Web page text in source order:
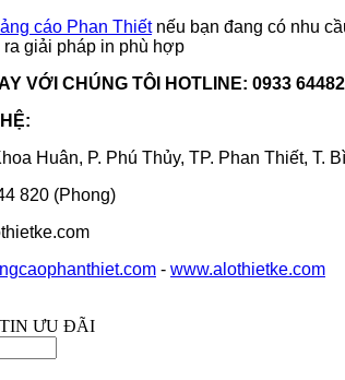
cáo Phan Thiếtnếu bạn đang có nhu
giải pháp in phù hợp
VỚI CHÚNG TÔI HOTLINE: 0933
Huân, P. Phú Thủy, TP. Phan Thiết, T.
820 (Phong)
- www.alothietke.com
ƯU ĐÃI